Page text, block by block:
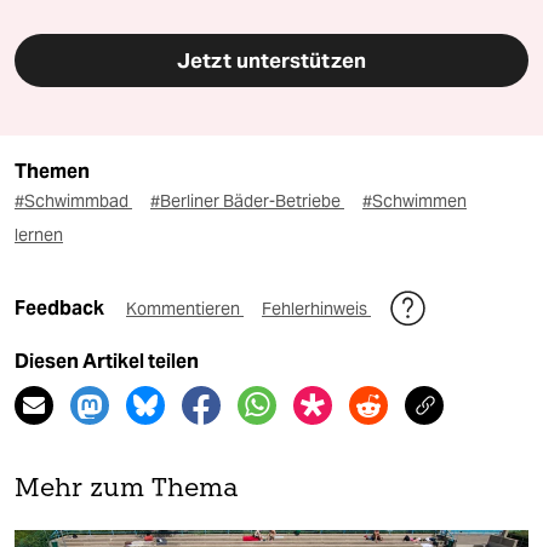
Jetzt unterstützen
Themen
#Schwimmbad #Berliner Bäder-Betriebe
#Schwimmen
lernen
Feedback Kommentieren Fehlerhinweis
Diesen Artikel teilen
Mehr zum Thema